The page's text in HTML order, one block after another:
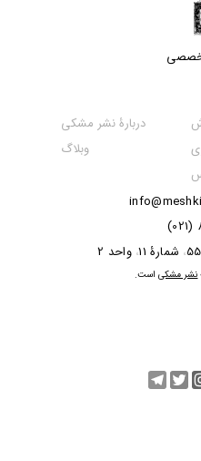
، شمارۀ 11 ،واحد 2
دربارۀ نشر مشکی
وبلاگ
نشر مشکیاست.